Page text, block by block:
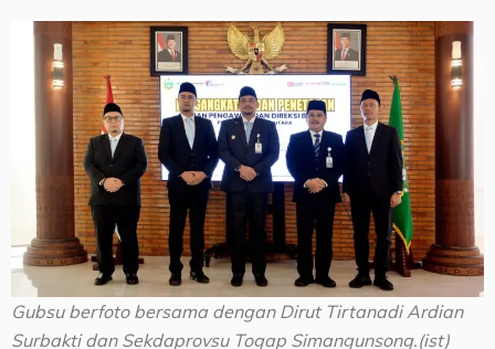
Gubsu berfoto bersama dengan Dirut Tirtanadi Ardian
Surbakti dan Sekdaprovsu Togap Simangunsong.(ist)